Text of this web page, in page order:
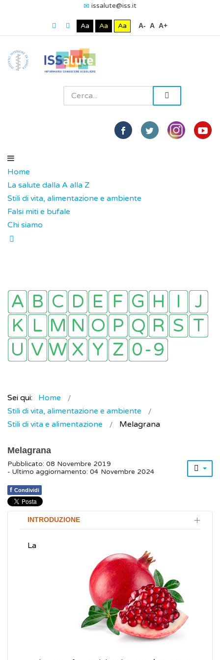
issalute@iss.it
Aa Aa Aa A- A A+
Home
La salute dalla A alla Z
Stili di vita, alimentazione e ambiente
Falsi miti e bufale
Chi siamo
Sei qui:
Home
Stili di vita, alimentazione e ambiente
Stili di vita e alimentazione
Melagrana
Melagrana
Pubblicato: 08 Novembre 2019
- Ultimo aggiornamento: 04 Novembre 2024
f Condividi
INTRODUZIONE
La